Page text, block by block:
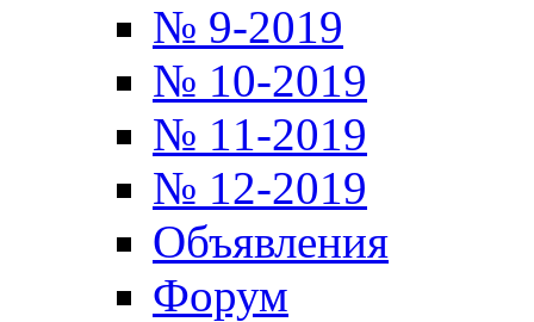
№ 9-2019
№ 10-2019
№ 11-2019
№ 12-2019
Объявления
Форум